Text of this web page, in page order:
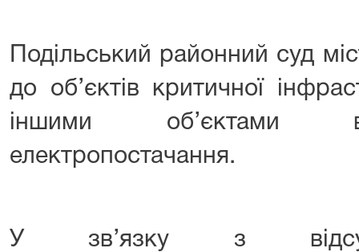
Подільський районний суд
до об’єктів критичної
іншими об’єктами
електропостачання.
У зв’язку з